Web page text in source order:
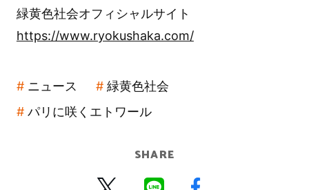
緑黄色社会オフィシャルサイト
https://www.ryokushaka.com/
ニュース
緑黄色社会
パリに咲くエトワール
SHARE